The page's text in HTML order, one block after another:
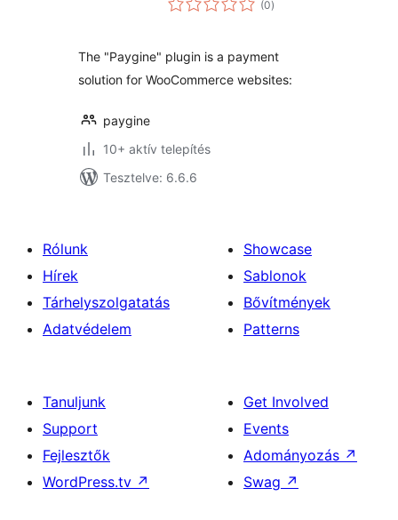
(0összesen
)
The "Paygine" plugin is a payment
solution for WooCommerce websites:
paygine
10+ aktív telepítés
Tesztelve: 6.6.6
Rólunk
Hírek
Tárhelyszolgatatás
Adatvédelem
Showcase
Sablonok
Bővítmények
Patterns
Tanuljunk
Support
Fejlesztők
WordPress.tv ↗
Get Involved
Events
Adományozás ↗
Swag ↗